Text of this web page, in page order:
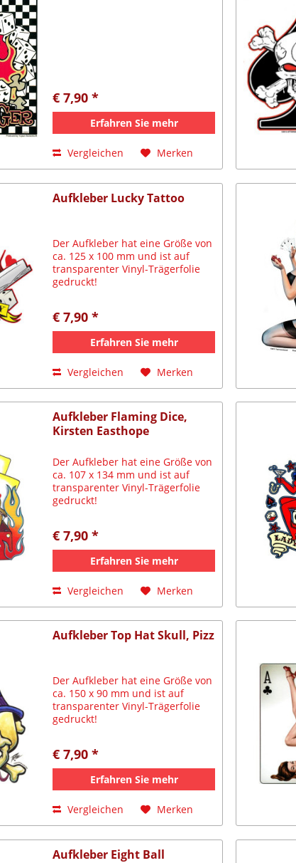
€ 7,90 *
Erfahren Sie mehr
Vergleichen Merken
Aufkleber Lucky Tattoo
Der Aufkleber hat eine Größe von
ca. 125 x 100 mm und ist auf
transparenter Vinyl-Trägerfolie
gedruckt!
€ 7,90 *
Erfahren Sie mehr
Vergleichen Merken
Aufkleber Flaming Dice,
Kirsten Easthope
Der Aufkleber hat eine Größe von
ca. 107 x 134 mm und ist auf
transparenter Vinyl-Trägerfolie
gedruckt!
€ 7,90 *
Erfahren Sie mehr
Vergleichen Merken
Aufkleber Top Hat Skull, Pizz
Der Aufkleber hat eine Größe von
ca. 150 x 90 mm und ist auf
transparenter Vinyl-Trägerfolie
gedruckt!
€ 7,90 *
Erfahren Sie mehr
Vergleichen Merken
Aufkleber Eight Ball